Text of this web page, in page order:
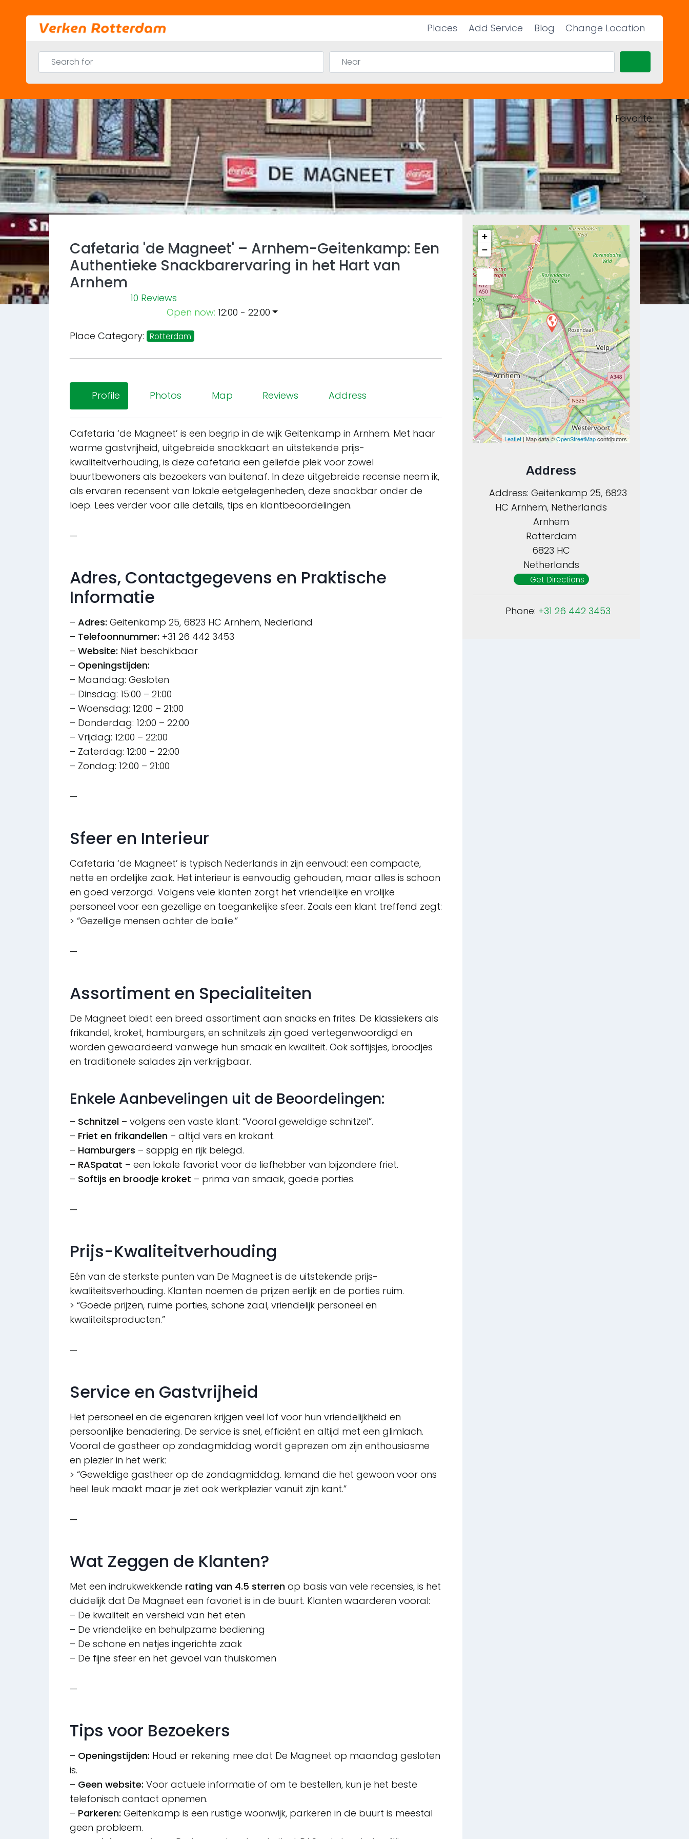
Places Add Service Blog Change Location
Search for Near
Favorite
Next
Cafetaria 'de Magneet' – Arnhem-Geitenkamp: Een
Authentieke Snackbarervaring in het Hart van
Arnhem
10 Reviews
Open now: 12:00 - 22:00
Place Category: Rotterdam
Profile Photos Map Reviews Address
Cafetaria ‘de Magneet’ is een begrip in de wijk Geitenkamp in Arnhem. Met haar
warme gastvrijheid, uitgebreide snackkaart en uitstekende prijs-
kwaliteitverhouding, is deze cafetaria een geliefde plek voor zowel
buurtbewoners als bezoekers van buitenaf. In deze uitgebreide recensie neem ik,
als ervaren recensent van lokale eetgelegenheden, deze snackbar onder de
loep. Lees verder voor alle details, tips en klantbeoordelingen.
—
Adres, Contactgegevens en Praktische
Informatie
– Adres: Geitenkamp 25, 6823 HC Arnhem, Nederland
– Telefoonnummer: +31 26 442 3453
– Website: Niet beschikbaar
– Openingstijden:
– Maandag: Gesloten
– Dinsdag: 15:00 – 21:00
– Woensdag: 12:00 – 21:00
– Donderdag: 12:00 – 22:00
– Vrijdag: 12:00 – 22:00
– Zaterdag: 12:00 – 22:00
– Zondag: 12:00 – 21:00
—
Sfeer en Interieur
Cafetaria ‘de Magneet’ is typisch Nederlands in zijn eenvoud: een compacte,
nette en ordelijke zaak. Het interieur is eenvoudig gehouden, maar alles is schoon
en goed verzorgd. Volgens vele klanten zorgt het vriendelijke en vrolijke
personeel voor een gezellige en toegankelijke sfeer. Zoals een klant treffend zegt:
> “Gezellige mensen achter de balie.”
—
Assortiment en Specialiteiten
De Magneet biedt een breed assortiment aan snacks en frites. De klassiekers als
frikandel, kroket, hamburgers, en schnitzels zijn goed vertegenwoordigd en
worden gewaardeerd vanwege hun smaak en kwaliteit. Ook softijsjes, broodjes
en traditionele salades zijn verkrijgbaar.
Enkele Aanbevelingen uit de Beoordelingen:
– Schnitzel – volgens een vaste klant: “Vooral geweldige schnitzel”.
– Friet en frikandellen – altijd vers en krokant.
– Hamburgers – sappig en rijk belegd.
– RASpatat – een lokale favoriet voor de liefhebber van bijzondere friet.
– Softijs en broodje kroket – prima van smaak, goede porties.
—
Prijs-Kwaliteitverhouding
Eén van de sterkste punten van De Magneet is de uitstekende prijs-
kwaliteitsverhouding. Klanten noemen de prijzen eerlijk en de porties ruim.
> “Goede prijzen, ruime porties, schone zaal, vriendelijk personeel en
kwaliteitsproducten.”
—
Service en Gastvrijheid
Het personeel en de eigenaren krijgen veel lof voor hun vriendelijkheid en
persoonlijke benadering. De service is snel, efficiënt en altijd met een glimlach.
Vooral de gastheer op zondagmiddag wordt geprezen om zijn enthousiasme
en plezier in het werk:
> “Geweldige gastheer op de zondagmiddag. Iemand die het gewoon voor ons
heel leuk maakt maar je ziet ook werkplezier vanuit zijn kant.”
—
Wat Zeggen de Klanten?
Met een indrukwekkende rating van 4.5 sterren op basis van vele recensies, is het
duidelijk dat De Magneet een favoriet is in de buurt. Klanten waarderen vooral:
– De kwaliteit en versheid van het eten
– De vriendelijke en behulpzame bediening
– De schone en netjes ingerichte zaak
– De fijne sfeer en het gevoel van thuiskomen
—
Tips voor Bezoekers
– Openingstijden: Houd er rekening mee dat De Magneet op maandag gesloten
is.
– Geen website: Voor actuele informatie of om te bestellen, kun je het beste
telefonisch contact opnemen.
– Parkeren: Geitenkamp is een rustige woonwijk, parkeren in de buurt is meestal
geen probleem.
+
−
Leaflet| Map data ©OpenStreetMapcontributors
Address
Address:Geitenkamp 25, 6823
HC Arnhem, Netherlands
Arnhem
Rotterdam
6823 HC
Netherlands
Get Directions
Phone: +31 26 442 3453